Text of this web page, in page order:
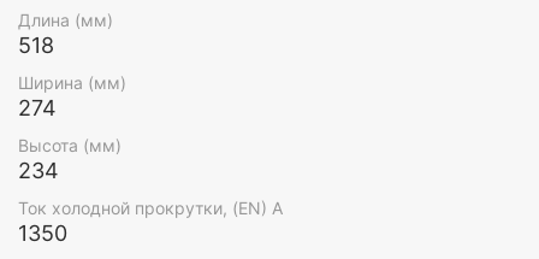
Длина (мм)
518
Ширина (мм)
274
Высота (мм)
234
Ток холодной прокрутки, (EN) А
1350